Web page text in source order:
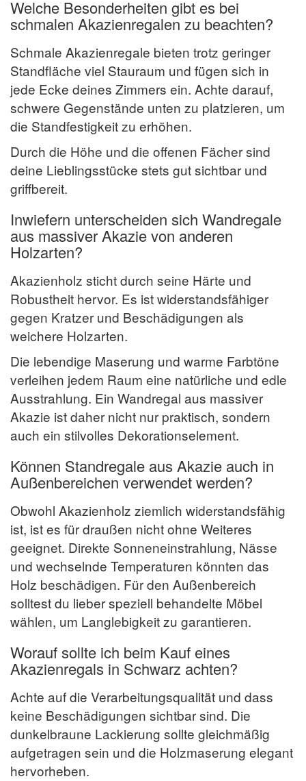
Welche Besonderheiten gibt es bei
schmalen Akazienregalen zu beachten?
Schmale Akazienregale bieten trotz geringer
Standfläche viel Stauraum und fügen sich in
jede Ecke deines Zimmers ein. Achte darauf,
schwere Gegenstände unten zu platzieren, um
die Standfestigkeit zu erhöhen.
Durch die Höhe und die offenen Fächer sind
deine Lieblingsstücke stets gut sichtbar und
griffbereit.
Inwiefern unterscheiden sich Wandregale
aus massiver Akazie von anderen
Holzarten?
Akazienholz sticht durch seine Härte und
Robustheit hervor. Es ist widerstandsfähiger
gegen Kratzer und Beschädigungen als
weichere Holzarten.
Die lebendige Maserung und warme Farbtöne
verleihen jedem Raum eine natürliche und edle
Ausstrahlung. Ein Wandregal aus massiver
Akazie ist daher nicht nur praktisch, sondern
auch ein stilvolles Dekorationselement.
Können Standregale aus Akazie auch in
Außenbereichen verwendet werden?
Obwohl Akazienholz ziemlich widerstandsfähig
ist, ist es für draußen nicht ohne Weiteres
geeignet. Direkte Sonneneinstrahlung, Nässe
und wechselnde Temperaturen könnten das
Holz beschädigen. Für den Außenbereich
solltest du lieber speziell behandelte Möbel
wählen, um Langlebigkeit zu garantieren.
Worauf sollte ich beim Kauf eines
Akazienregals in Schwarz achten?
Achte auf die Verarbeitungsqualität und dass
keine Beschädigungen sichtbar sind. Die
dunkelbraune Lackierung sollte gleichmäßig
aufgetragen sein und die Holzmaserung elegant
hervorheben.